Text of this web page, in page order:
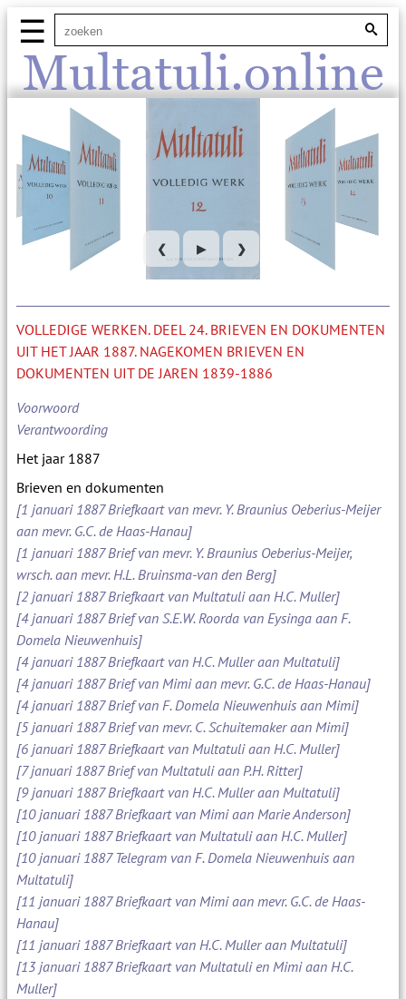
Multatuli.online
☰
❮ ▶ ❯
VOLLEDIGE WERKEN. DEEL 24. BRIEVEN EN DOKUMENTEN
UIT HET JAAR 1887. NAGEKOMEN BRIEVEN EN
DOKUMENTEN UIT DE JAREN 1839-1886
Voorwoord
Verantwoording
Het jaar 1887
Brieven en dokumenten
[1 januari 1887 Briefkaart van mevr. Y. Braunius Oeberius-Meijer
aan mevr. G.C. de Haas-Hanau]
[1 januari 1887 Brief van mevr. Y. Braunius Oeberius-Meijer,
wrsch. aan mevr. H.L. Bruinsma-van den Berg]
[2 januari 1887 Briefkaart van Multatuli aan H.C. Muller]
[4 januari 1887 Brief van S.E.W. Roorda van Eysinga aan F.
Domela Nieuwenhuis]
[4 januari 1887 Briefkaart van H.C. Muller aan Multatuli]
[4 januari 1887 Brief van Mimi aan mevr. G.C. de Haas-Hanau]
[4 januari 1887 Brief van F. Domela Nieuwenhuis aan Mimi]
[5 januari 1887 Brief van mevr. C. Schuitemaker aan Mimi]
[6 januari 1887 Briefkaart van Multatuli aan H.C. Muller]
[7 januari 1887 Brief van Multatuli aan P.H. Ritter]
[9 januari 1887 Briefkaart van H.C. Muller aan Multatuli]
[10 januari 1887 Briefkaart van Mimi aan Marie Anderson]
[10 januari 1887 Briefkaart van Multatuli aan H.C. Muller]
[10 januari 1887 Telegram van F. Domela Nieuwenhuis aan
Multatuli]
[11 januari 1887 Briefkaart van Mimi aan mevr. G.C. de Haas-
Hanau]
[11 januari 1887 Briefkaart van H.C. Muller aan Multatuli]
[13 januari 1887 Briefkaart van Multatuli en Mimi aan H.C.
Muller]